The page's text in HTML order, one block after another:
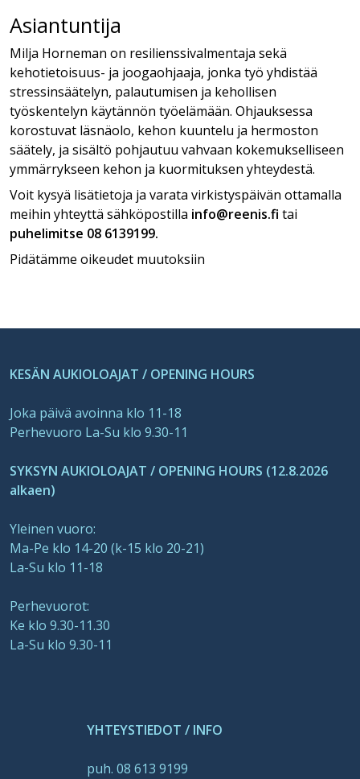
Asiantuntija
Milja Horneman on resilienssivalmentaja sekä
kehotietoisuus- ja joogaohjaaja, jonka työ yhdistää
stressinsäätelyn, palautumisen ja kehollisen
työskentelyn käytännön työelämään. Ohjauksessa
korostuvat läsnäolo, kehon kuuntelu ja hermoston
säätely, ja sisältö pohjautuu vahvaan kokemukselliseen
ymmärrykseen kehon ja kuormituksen yhteydestä.
Voit kysyä lisätietoja ja varata virkistyspäivän ottamalla
meihin yhteyttä sähköpostilla info@reenis.fi tai
puhelimitse 08 6139199.
Pidätämme oikeudet muutoksiin
KESÄN AUKIOLOAJAT / OPENING HOURS
Joka päivä avoinna klo 11-18
Perhevuoro La-Su klo 9.30-11
SYKSYN AUKIOLOAJAT / OPENING HOURS (12.8.2026
alkaen)
Yleinen vuoro:
Ma-Pe klo 14-20 (k-15 klo 20-21)
La-Su klo 11-18
Perhevuorot:
Ke klo 9.30-11.30
La-Su klo 9.30-11
YHTEYSTIEDOT / INFO
puh. 08 613 9199